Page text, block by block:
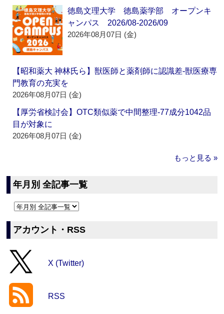
徳島文理大学 徳島薬学部 オープンキ
ャンパス 2026/08-2026/09
2026年08月07日 (金)
【昭和薬大 神林氏ら】獣医師と薬剤師に認識差‐獣医療専
門教育の充実を
2026年08月07日 (金)
【厚労省検討会】OTC類似薬で中間整理‐77成分1042品
目が対象に
2026年08月07日 (金)
もっと見る »
年月別 全記事一覧
アカウント・RSS
X (Twitter)
RSS